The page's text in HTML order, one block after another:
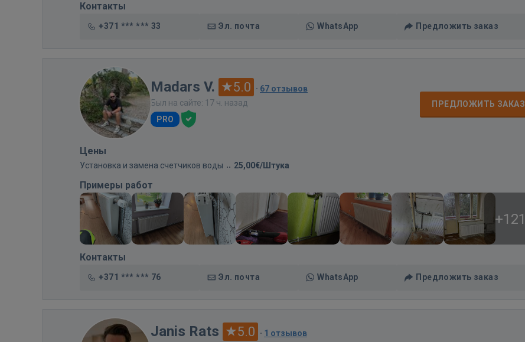
Контакты
+371 *** *** 33 Эл. почта WhatsApp Предложить заказ
Madars V. 5.0 · 67 отзывов
Был на сайте: 17 ч. назад
PRO
ПРЕДЛОЖИТЬ ЗАКАЗ
Цены
Установка и замена счетчиков воды 25,00€/Штука
Примеры работ
+121
Контакты
+371 *** *** 76 Эл. почта WhatsApp Предложить заказ
Janis Rats 5.0 · 1 отзывов